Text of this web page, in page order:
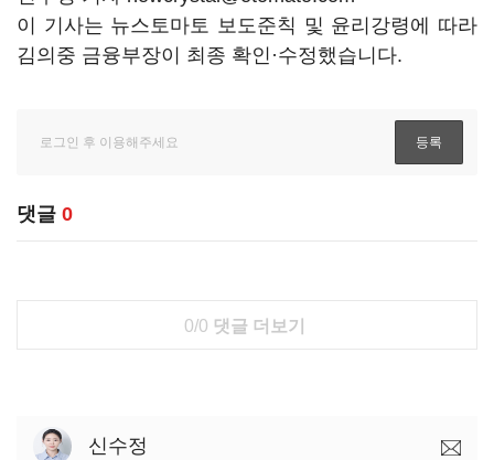
이 기사는 뉴스토마토 보도준칙 및 윤리강령에 따라
김의중 금융부장이 최종 확인·수정했습니다.
댓글 0
0/0 댓글 더보기
신수정